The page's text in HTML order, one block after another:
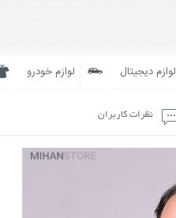
لوازم دیجیتال لوازم خودرو
نظرات کاربران